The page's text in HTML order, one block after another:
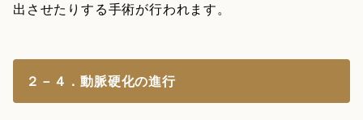
出させたりする手術が行われます。
２－４．動脈硬化の進行